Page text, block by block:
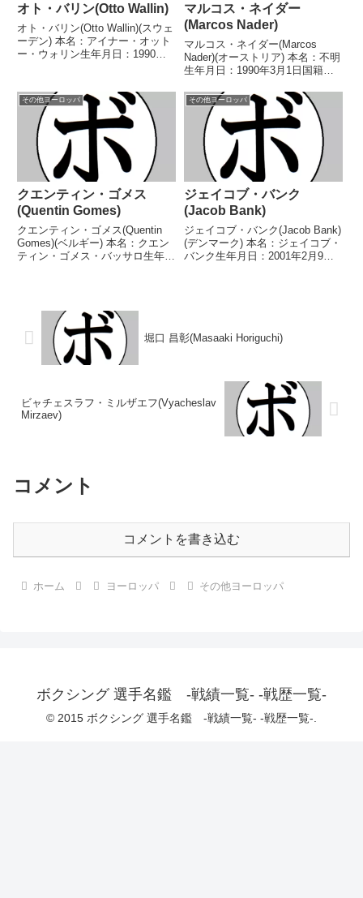
オト・バリン(Otto Wallin)
オト・バリン(Otto Wallin)(スウェ
ーデン) 本名：アイナー・オット
ー・ウォリン生年月日：1990年
合 【獲得タイトル】EBU-EU圏
ヘビー級王座WBAコンチ...
マルコス・ネイダー
(Marcos Nader)
マルコス・ネイダー(Marcos
Nader)(オーストリア) 本名：不明
生年月日：1990年3月1日国籍：
(6KO)3敗1分 【獲得タイトル】
2008年年度ブランデンブルクカ
ップウェルター級優勝(アマチュ
ア)...
その他ヨーロッパ
クエンティン・ゴメス
(Quentin Gomes)
クエンティン・ゴメス(Quentin
Gomes)(ベルギー) 本名：クエン
ティン・ゴメス・バッサロ生年月
級王座IBFウェルター級ユース...
その他ヨーロッパ
ジェイコブ・バンク
(Jacob Bank)
ジェイコブ・バンク(Jacob Bank)
(デンマーク) 本名：ジェイコブ・
バンク生年月日：2001年2月9日
堀口 昌彰(Masaaki Horiguchi)
ビャチェスラフ・ミルザエフ(Vyacheslav
Mirzaev)
コメント
コメントを書き込む
ホーム ヨーロッパ その他ヨーロッパ
ボクシング 選手名鑑 -戦績一覧- -戦歴一覧-
© 2015 ボクシング 選手名鑑 -戦績一覧- -戦歴一覧-.